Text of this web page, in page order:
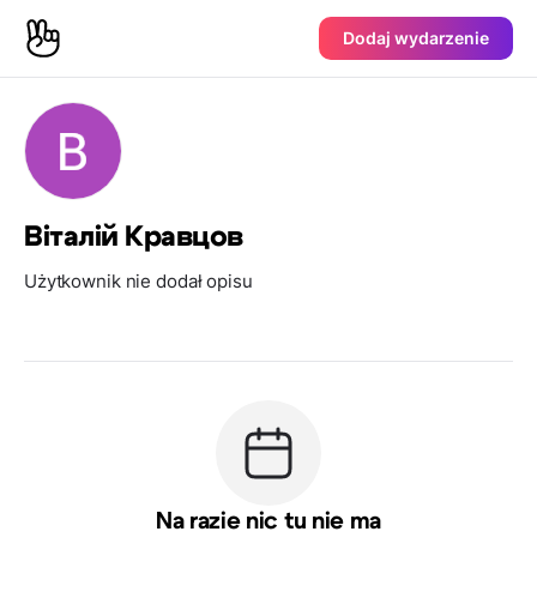
Dodaj wydarzenie
Віталій Кравцов
Użytkownik nie dodał opisu
Na razie nic tu nie ma